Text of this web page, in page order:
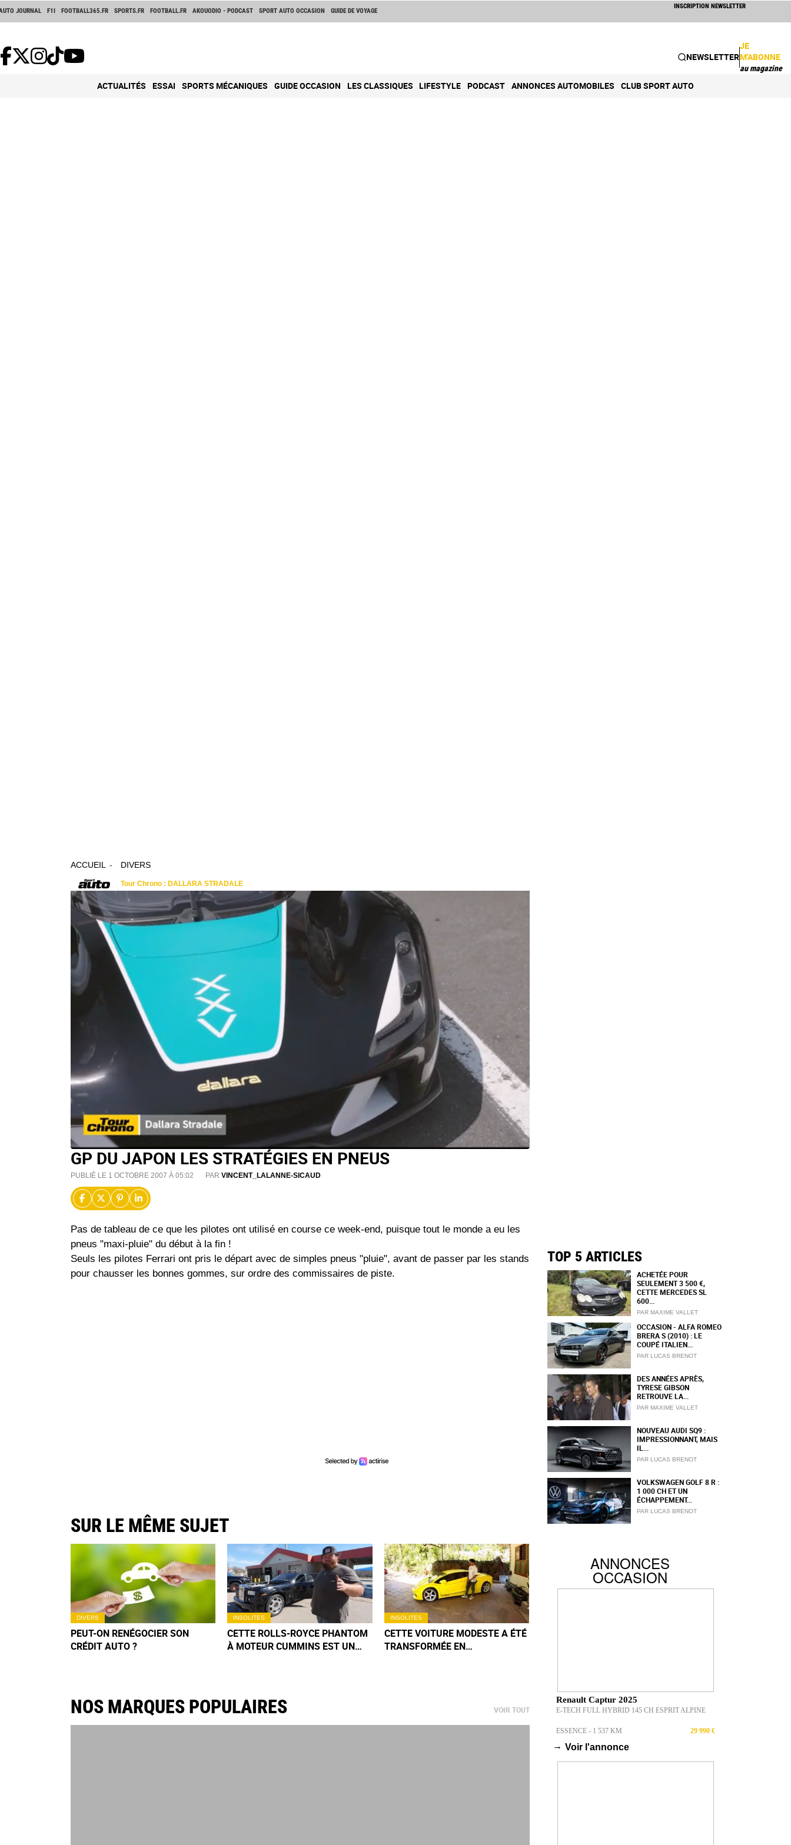
JOURNAL F1I FOOTBALL365.FR SPORTS.FR FOOTBALL.FR AKOUODIO - PODCAST SPORT AUTO OCCASION GUIDE DE VOYAGE
INSCRIPTION NEWSLETTER
NEWSLETTER
JE
M'ABONNE
au magazine
ACTUALITÉS ESSAI SPORTS MÉCANIQUES GUIDE OCCASION LES CLASSIQUES LIFESTYLE PODCAST ANNONCES AUTOMOBILES CLUB SPORT AUTO
ACCUEIL DIVERS
GP DU JAPON LES STRATÉGIES EN PNEUS
PUBLIÉ LE 1 OCTOBRE 2007 À 05:02 PAR VINCENT_LALANNE-SICAUD
Pas de tableau de ce que les pilotes ont utilisé en course ce week-end, puisque tout le monde a eu les
pneus "maxi-pluie" du début à la fin !
Seuls les pilotes Ferrari ont pris le départ avec de simples pneus "pluie", avant de passer par les stands
pour chausser les bonnes gommes, sur ordre des commissaires de piste.
SUR LE MÊME SUJET
DIVERS
PEUT-ON RENÉGOCIER SON
CRÉDIT AUTO ?
INSOLITES
CETTE ROLLS-ROYCE PHANTOM
À MOTEUR CUMMINS EST UN
INSOLITES
CETTE VOITURE MODESTE A ÉTÉ
TRANSFORMÉE EN
NOS MARQUES POPULAIRES VOIR TOUT
TOP 5 ARTICLES
ACHETÉE POUR
SEULEMENT 3 500 €,
CETTE MERCEDES SL
600...
PAR MAXIME VALLET
OCCASION - ALFA ROMEO
BRERA S (2010) : LE
COUPÉ ITALIEN...
PAR LUCAS BRENOT
DES ANNÉES APRÈS,
TYRESE GIBSON
RETROUVE LA...
PAR MAXIME VALLET
NOUVEAU AUDI SQ9 :
IMPRESSIONNANT, MAIS
IL...
PAR LUCAS BRENOT
VOLKSWAGEN GOLF 8 R :
1 000 CH ET UN
ÉCHAPPEMENT...
PAR LUCAS BRENOT
ANNONCES
OCCASION
Renault Captur 2025
E-TECH FULL HYBRID 145 CH ESPRIT ALPINE
ESSENCE - 1 537 KM 29 990 €
→ Voir l'annonce